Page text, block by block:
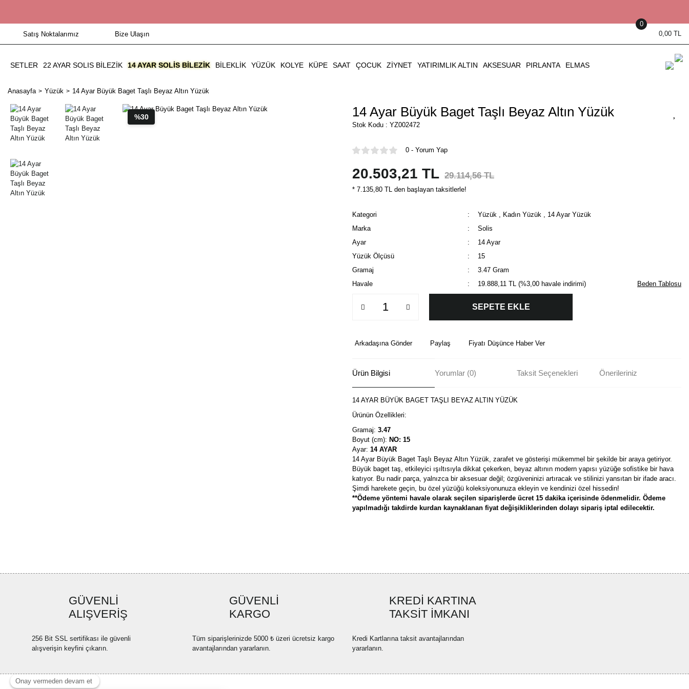
Satış Noktalarımız Bize Ulaşın 0,00 TL
0
SETLER 22 AYAR SOLIS BİLEZİK 14 AYAR SOLIS BILEZIK BILEKLIK YÜZÜK KOLYE KÜPE SAAT ÇOCUK ZIYNET YATIRIMLIK ALTIN AKSESUAR PIRLANTA ELMAS
Anasayfa Yüzük 14 Ayar Büyük Baget Taşlı Beyaz Altın Yüzük
%30 14 Ayar Büyük Baget Taşlı Beyaz Altın Yüzük
Stok Kodu : YZ002472
0 - Yorum Yap
20.503,21 TL 29.114,56 TL
* 7.135,80 TL den başlayan taksitlerle!
Kategori Yüzük , Kadın Yüzük , 14 Ayar Yüzük
Marka
Solis
Ayar
14 Ayar
Yüzük Ölçüsü
15
Gramaj
3.47 Gram
Havale
19.888,11 TL (%3,00 havale indirimi) Beden Tablosu
SEPETE EKLE
Arkadaşına Gönder Paylaş Fiyatı Düşünce Haber Ver
Ürün Bilgisi Yorumlar (0) Taksit Seçenekleri Önerileriniz
14 AYAR BÜYÜK BAGET TAŞLI BEYAZ ALTIN YÜZÜK
Ürünün Özellikleri:
Gramaj: 3.47
Boyut (cm): NO: 15
Ayar: 14 AYAR
14 Ayar Büyük Baget Taşlı Beyaz Altın Yüzük, zarafet ve gösterişi mükemmel bir şekilde bir araya getiriyor.
Büyük baget taş, etkileyici ışıltısıyla dikkat çekerken, beyaz altının modern yapısı yüzüğe sofistike bir hava
katıyor. Bu nadir parça, yalnızca bir aksesuar değil; özgüveninizi artıracak ve stilinizi yansıtan bir ifade aracı.
Şimdi harekete geçin, bu özel yüzüğü koleksiyonunuza ekleyin ve kendinizi özel hissedin!
**Ödeme yöntemi havale olarak seçilen siparişlerde ücret 15 dakika içerisinde ödenmelidir. Ödeme
yapılmadığı takdirde kurdan kaynaklanan fiyat değişikliklerinden dolayı sipariş iptal edilecektir.
Ürün açıklamasında eksik bilgiler bulunuyor.
Ürün bilgilerinde hatalar bulunuyor.
Bu ürüne benzer farklı alternatifler olmalı.
GÜVENLİ
ALIŞVERİŞ
256 Bit SSL sertifikası ile güvenli
alışverişin keyfini çıkarın.
GÜVENLİ
KARGO
Tüm siparişlerinizde 5000 ₺ üzeri ücretsiz kargo
avantajlarından yararlanın.
KREDİ KARTINA
TAKSİT İMKANI
Kredi Kartlarına taksit avantajlarından
yararlanın.